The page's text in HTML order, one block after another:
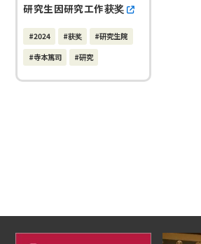
研究生因研究工作获奖
#2024 #获奖 #研究生院
#寺本篤司 #研究